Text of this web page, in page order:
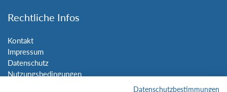
Rechtliche Infos
Kontakt
Impressum
Datenschutz
Nutzungsbedingungen
Datenschutzbestimmungen